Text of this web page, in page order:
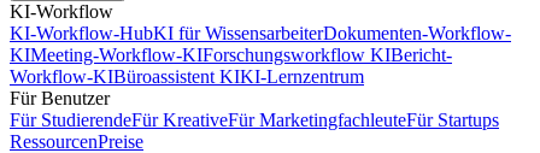
KI-Workflow
KI-Workflow-HubKI für WissensarbeiterDokumenten-Workflow-
KIMeeting-Workflow-KIForschungsworkflow KIBericht-
Workflow-KIBüroassistent KIKI-Lernzentrum
Für Benutzer
Für StudierendeFür KreativeFür MarketingfachleuteFür Startups
RessourcenPreise